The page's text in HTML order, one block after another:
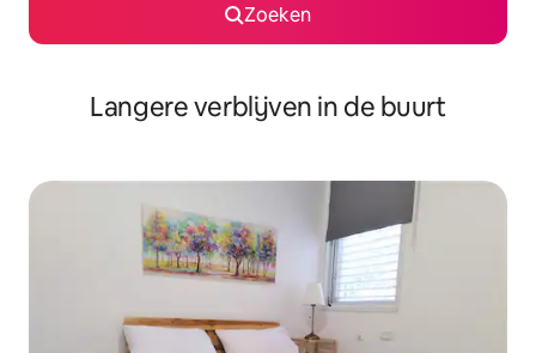
Zoeken
Langere verblijven in de buurt